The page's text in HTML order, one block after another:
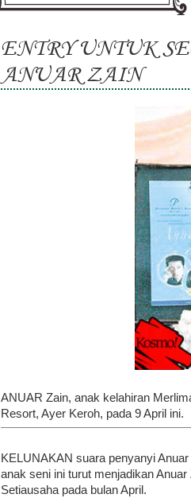
ENTRY UNTUK
ANUAR ZAIN
ANUAR Zain, anak kelahiran
Resort, Ayer Keroh, pada 9 April ini.
KELUNAKAN suara penyanyi
anak seni ini turut menjadikan
Setiausaha pada bulan April.